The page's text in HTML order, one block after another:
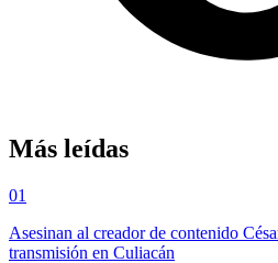
Más leídas
01
Asesinan al creador de contenido
transmisión en Culiacán